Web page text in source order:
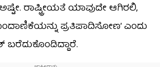
ರಾಷ್ಟ್ರೀಯತೆ ಯಾವುದೇ ಆಗಿರಲಿ,
ಪ್ರತಿಪಾದಿಸೋಣ’ ಎಂದು
ಬರೆದುಕೊಂಡಿದ್ದಾರೆ.